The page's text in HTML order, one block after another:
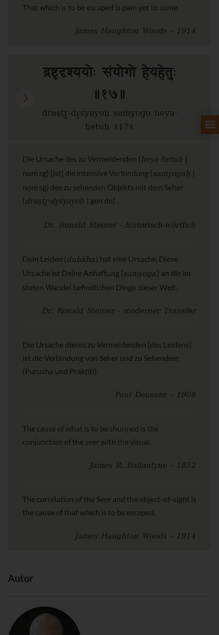
That which is to be escaped is pain yet to come.
James Haughton Woods - 1914
द्रष्टृदृश्ययोः संयोगो हेयहेतुः
॥१७॥
draṣṭr̥-dr̥śyayoḥ saṁyogo heya-
hetuḥ ॥17॥
Die Ursache des zu Vermeidenden (heya-hetuḥ |
nom sg) [ist] die intensive Verbindung (saṁyogaḥ |
nom sg) des zu sehenden Objekts mit dem Seher
(draṣṭr̥-dr̥śyayoḥ | gen du) .
Dr. Ronald Steiner - historisch-wörtlich
Dein Leiden (duḥkha ) hat eine Ursache. Diese
Ursache ist Deine Anhaftung (saṁyoga ) an die im
steten Wandel befindlichen Dinge dieser Welt.
Dr. Ronald Steiner - moderner Transfer
Die Ursache dieses zu Vermeidenden [des Leidens]
ist die Verbindung von Seher und zu Sehendem
(Purusha und Prakṛiti).
Paul Deussen - 1908
The cause of what is to be shunned is the
conjunction of the seer with the visual.
James R. Ballantyne - 1852
The correlation of the Seer and the object-of-sight is
the cause of that which is to be escaped.
James Haughton Woods - 1914
Autor